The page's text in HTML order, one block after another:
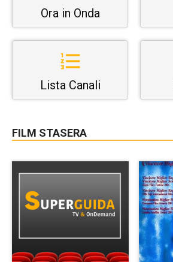
Ora in Onda
Lista Canali
FILM STASERA